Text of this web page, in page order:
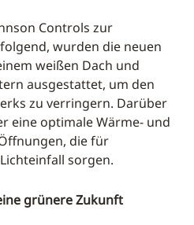
Controls zur
wurden die neuen
weißen Dach und
ausgestattet, um den
zu verringern. Darüber
eine optimale Wärme- und
die für
sorgen.
grünere Zukunft